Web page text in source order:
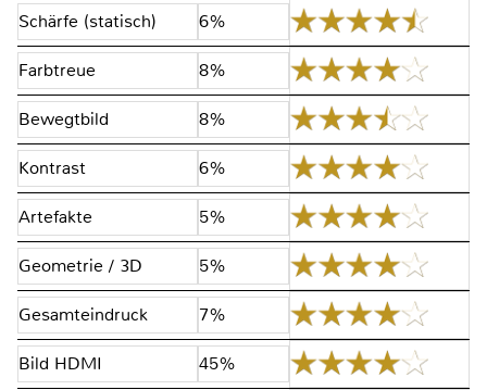
Schärfe (statisch) 6%
Farbtreue 8%
Bewegtbild 8%
Kontrast 6%
Artefakte 5%
Geometrie / 3D 5%
Gesamteindruck 7%
Bild HDMI 45%